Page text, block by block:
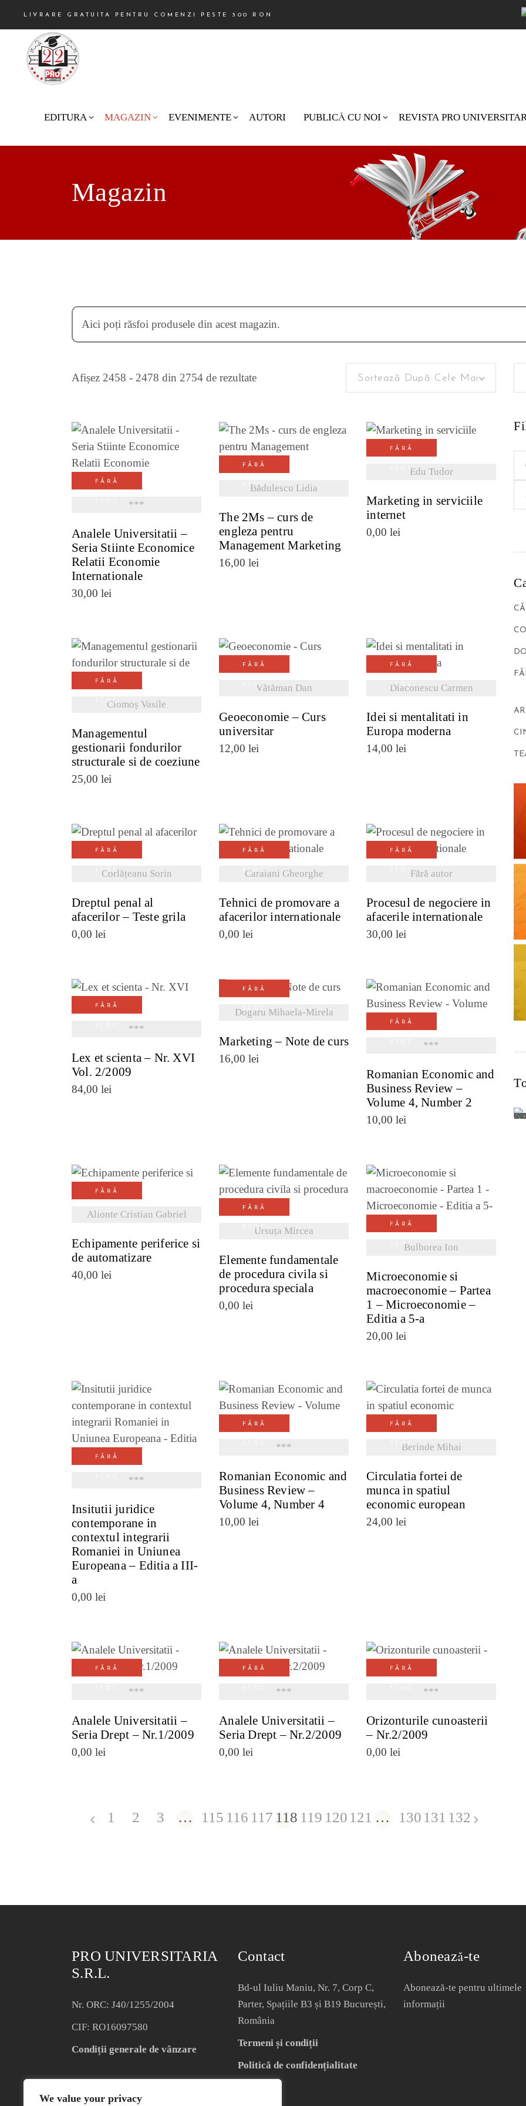
We value your privacy
LIVRARE GRATUITA PENTRU COMENZI PESTE 300 RON
EDITURA MAGAZIN EVENIMENTE AUTORI PUBLICĂ CU NOI REVISTA PRO
Nu există
Magazin
Aici poți răsfoi produsele din acest magazin.
Afișez 2458 - 2478 din 2754 de rezultateSortat
cele
mai
recente
Sortează După Cele Mai Recente
FĂRĂ
***
VEZI DETALII
Analele Universitatii –
Seria Stiinte Economice
Relatii Economie
Internationale
30,00 lei
FĂRĂ
STOC
Bădulescu Lidia
The 2Ms – curs de
engleza pentru
Management Marketing
16,00lei
FĂRĂ
STOCEdu Tudor
VEZI DETALII
Marketing in serviciile
internet
0,00lei
FĂRĂ
STOCCiomoș Vasile
Managementul
gestionarii fondurilor
structurale si de coeziune
25,00 lei
FĂRĂ
STOCVătăman Dan
VEZI DETALII
Geoeconomie – Curs
universitar
12,00lei
FĂRĂ
STOC
Diaconescu Carmen
VEZI DETALII
Idei si mentalitati in
Europa moderna
14,00lei
FĂRĂ
STOC
Corlățeanu Sorin
VEZI DETALII
Dreptul penal al
afacerilor – Teste grila
0,00 lei
FĂRĂ
STOC
Caraiani Gheorghe
VEZI DETALII
Tehnici de promovare a
afacerilor internationale
0,00lei
FĂRĂ
STOCFără autor
VEZI DETALII
Procesul de negociere in
afacerile internationale
30,00lei
FĂRĂ
***
VEZI DETALII
Lex et scienta – Nr. XVI
Vol. 2/2009
84,00 lei
FĂRĂ
Dogaru Mihaela-Mirela
VEZI DETALII
Marketing – Note de curs
16,00lei
FĂRĂ
***
Romanian Economic and
Business Review –
Volume 4, Number 2
10,00lei
FĂRĂ
STOC
Alionte Cristian Gabriel
VEZI DETALII
Echipamente periferice si
de automatizare
40,00 lei
FĂRĂ
STOCUrsuța Mircea
Elemente fundamentale
de procedura civila si
procedura speciala
0,00lei
FĂRĂ
STOCBulborea Ion
VEZI DETALII
Microeconomie si
macroeconomie – Partea
1 – Microeconomie –
Editia a 5-a
20,00lei
FĂRĂ
***
VEZI DETALII
Insitutii juridice
contemporane in
contextul integrarii
Romaniei in Uniunea
Europeana – Editia a III-
a
0,00 lei
FĂRĂ
***
Romanian Economic and
Business Review –
Volume 4, Number 4
10,00lei
FĂRĂ
STOCBerinde Mihai
Circulatia fortei de
munca in spatiul
economic european
24,00lei
FĂRĂ
***
VEZI DETALII
Analele Universitatii –
Seria Drept – Nr.1/2009
0,00 lei
FĂRĂ
***
VEZI DETALII
Analele Universitatii –
Seria Drept – Nr.2/2009
0,00lei
FĂRĂ
***
VEZI DETALII
Orizonturile cunoasterii
– Nr.2/2009
0,00lei
1 2 3 … 115 116 117 118 119 120 121 … 130 131 132
PRO UNIVERSITARIA
S.R.L.
Nr. ORC: J40/1255/2004
CIF: RO16097580
Condiții generale de vânzare
Contact
Bd-ul Iuliu Maniu, Nr. 7, Corp C,
Parter, Spațiile B3 și B19 București,
România
Termeni și condiții
Politică de confidențialitate
Abonează-te
Abonează-te pentru ultimele
informații